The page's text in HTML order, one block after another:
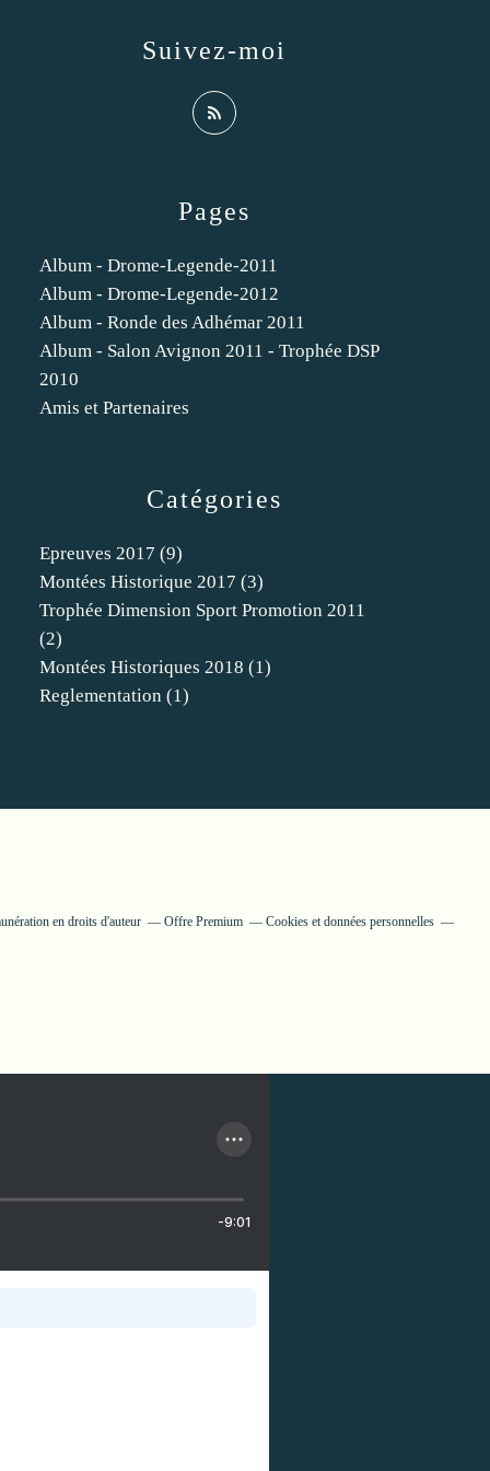
Catégories
Epreuves 2017 (9)
Montées Historique 2017 (3)
Trophée Dimension Sport Promotion 2011
(2)
Montées Historiques 2018 (1)
Reglementation (1)
Pages
Album - Drome-Legende-2011
Album - Drome-Legende-2012
Album - Ronde des Adhémar 2011
Album - Salon Avignon 2011 - Trophée DSP
2010
Amis et Partenaires
Suivez-moi
en droits d'auteur Offre Premium
Cookies et données personnelles
-9:01